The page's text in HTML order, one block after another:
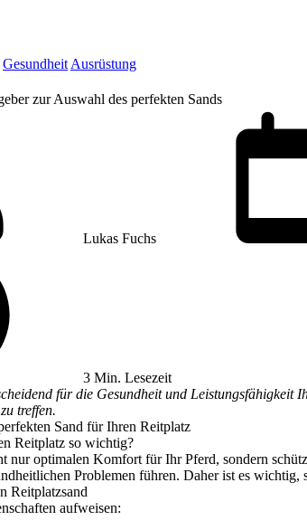
Gesundheit Ausrüstung
zur Auswahl des perfekten Sands
Lukas Fuchs
3 Min. Lesezeit
für die Gesundheit und
treffen.
Sand für Ihren Reitplatz
Reitplatz so wichtig?
nur optimalen Komfort für Ihr Pferd, sondern
Problemen führen. Daher ist es wichtig,
Reitplatzsand
aufweisen: